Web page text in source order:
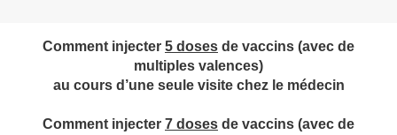
Comment injecter 5 doses de vaccins (avec de
multiples valences)
au cours d’une seule visite chez le médecin
Comment injecter 7 doses de vaccins (avec de